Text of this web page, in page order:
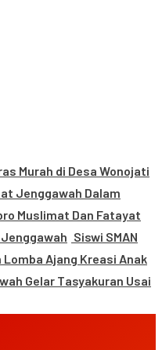
Murah di Desa Wonojati
Jenggawah Dalam
Muslimat Dan Fatayat
Siswi SMAN
Ajang Kreasi Anak
Gelar Tasyakuran Usai